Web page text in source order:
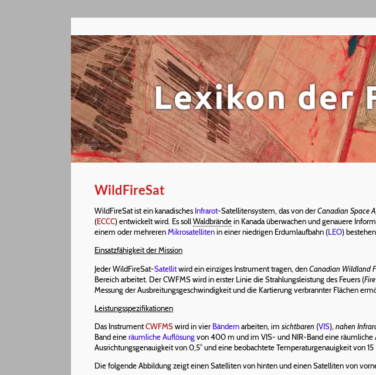
WildFireSat
WildFireSat ist ein kanadisches Infrarot-Satellitensystem, das von derCanadian Space
(ECCC) entwickelt wird. Es sollWaldbrändein Kanada überwachen und genauere
einem oder mehrerenMikrosatellitenin einer niedrigen Erdumlaufbahn (LEO)
Einsatzfähigkeit der Mission
Jeder WildFireSat-Satellitwird ein einziges Instrument tragen, denCanadian Wildland
Bereich arbeitet. Der CWFMS wird in erster Linie die Strahlungsleistung des Feuers (
Messung der Ausbreitungsgeschwindigkeit und die Kartierung verbrannter Flächen
Leistungsspezifikationen
Das InstrumentCWFMSwird in vierBändernarbeiten, im sichtbaren (VIS), nahen
Band eineräumliche Auflösungvon 400 m und im VIS- und NIR-Band eine
Ausrichtungsgenauigkeit von 0,5° und eine beobachtete Temperaturgenauigkeit von 15
Die folgende Abbildung zeigt einen Satelliten von hinten und einen Satelliten von